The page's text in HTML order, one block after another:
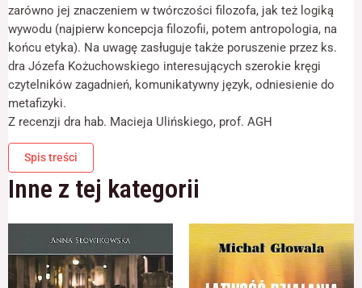
zarówno jej znaczeniem w twórczości filozofa, jak też logiką
wywodu (najpierw koncepcja filozofii, potem antropologia, na
końcu etyka). Na uwagę zasługuje także poruszenie przez ks.
dra Józefa Kożuchowskiego interesujących szerokie kręgi
czytelników zagadnień, komunikatywny język, odniesienie do
metafizyki.
Z recenzji dra hab. Macieja Ulińskiego, prof. AGH
Spis treści
Inne z tej kategorii